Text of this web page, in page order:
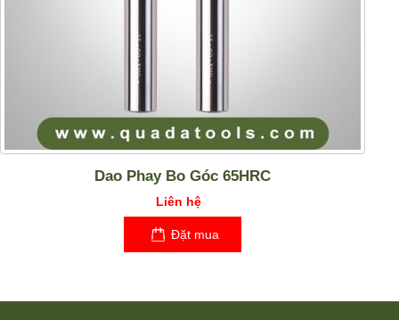
Dao Phay Bo Góc 65HRC
Liên hệ
Đặt mua